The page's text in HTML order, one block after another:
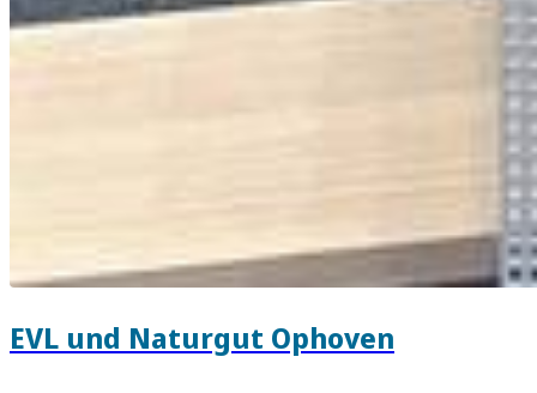
EVL und Naturgut Ophoven